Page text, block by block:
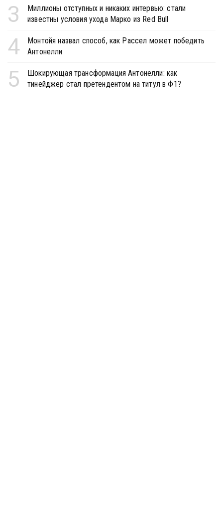
3
Миллионы отступных и никаких интервью: стали
известны условия ухода Марко из Red Bull
4
Монтойя назвал способ, как Рассел может победить
Антонелли
5
Шокирующая трансформация Антонелли: как
тинейджер стал претендентом на титул в Ф1?